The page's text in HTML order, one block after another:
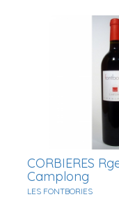
CORBIERES
Camplong
LES FONTBORIES